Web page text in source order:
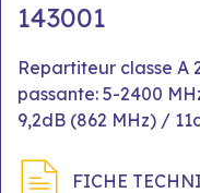
143001
Repartiteur classe A
passante: 5-2400
9,2dB (862 MHz) /
FICHE